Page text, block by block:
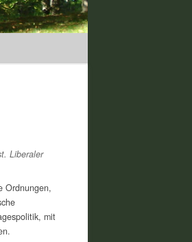
Liberaler
Ordnungen,
mit